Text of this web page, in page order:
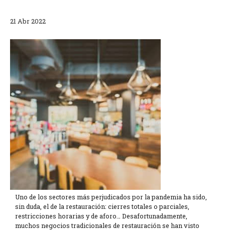
21 Abr 2022
Uno de los sectores más perjudicados por la pandemia ha sido,
sin duda, el de la restauración: cierres totales o parciales,
restricciones horarias y de aforo… Desafortunadamente,
muchos negocios tradicionales de restauración se han visto